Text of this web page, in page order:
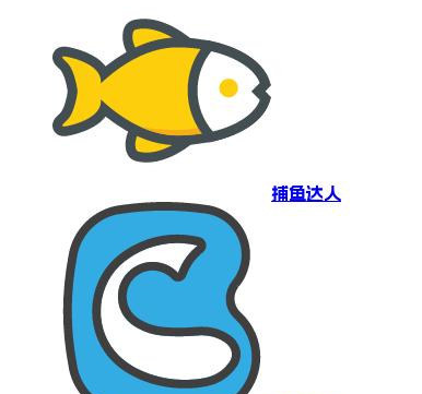
捕鱼达人